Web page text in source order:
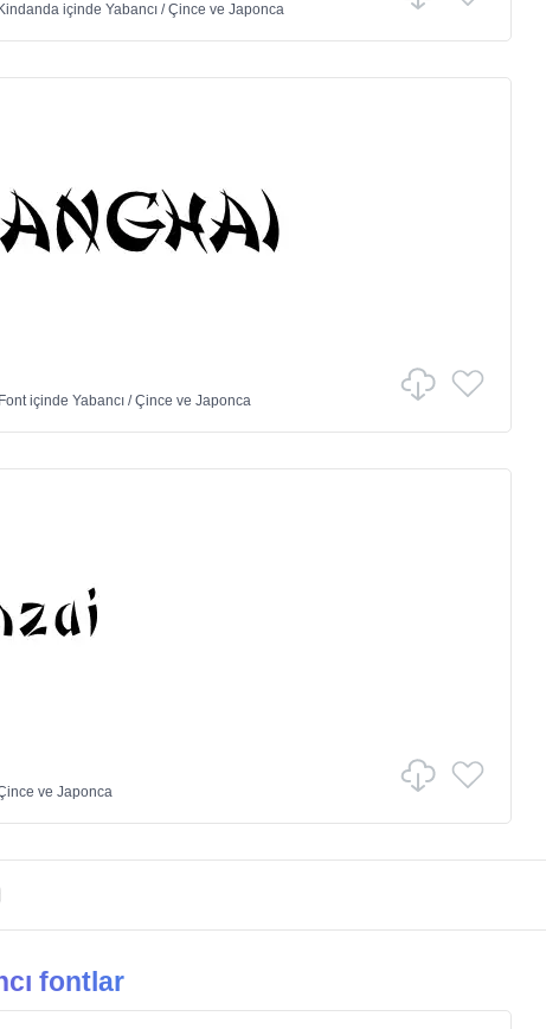
içinde Yabancı /Çince ve Japonca
içinde Yabancı /Çince ve Japonca
ve Japonca
fontlar